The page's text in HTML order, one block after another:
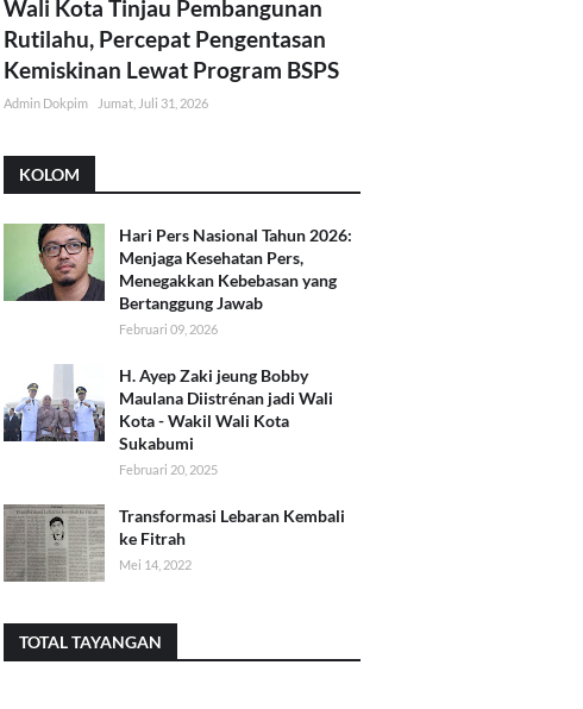
Wali Kota Tinjau Pembangunan
Rutilahu, Percepat Pengentasan
Kemiskinan Lewat Program BSPS
Admin Dokpim Jumat, Juli 31, 2026
KOLOM
Hari Pers Nasional Tahun 2026:
Menjaga Kesehatan Pers,
Menegakkan Kebebasan yang
Bertanggung Jawab
Februari 09, 2026
H. Ayep Zaki jeung Bobby
Maulana Diistrénan jadi Wali
Kota - Wakil Wali Kota
Sukabumi
Februari 20, 2025
Transformasi Lebaran Kembali
ke Fitrah
Mei 14, 2022
TOTAL TAYANGAN